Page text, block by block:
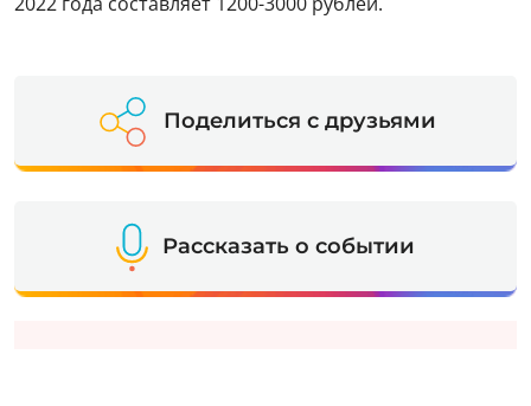
Поделиться с друзьями
Рассказать о событии